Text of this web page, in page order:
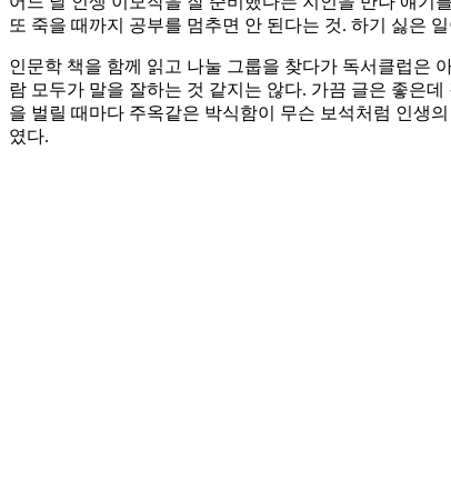
또 죽을 때까지 공부를 멈추면 안 된다는 것. 하기 싫은
인문학 책을 함께 읽고 나눌 그룹을 찾다가 독서클럽은
람 모두가 말을 잘하는 것 같지는 않다. 가끔 글은 좋은
을 벌릴 때마다 주옥같은 박식함이 무슨 보석처럼 인생
였다.